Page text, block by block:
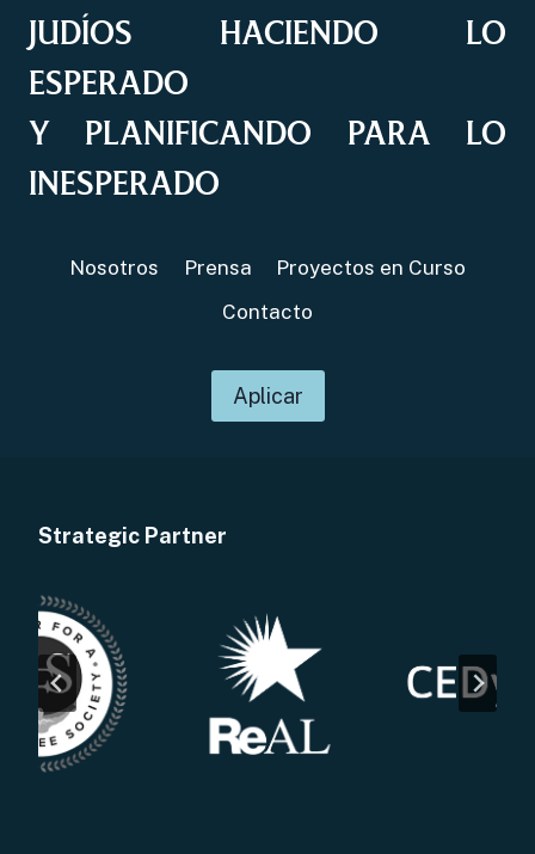
JUDÍOS HACIENDO LO
ESPERADO
Y PLANIFICANDO PARA LO
INESPERADO
Nosotros Prensa
Proyectos en Curso
Contacto
Aplicar
Strategic Partner